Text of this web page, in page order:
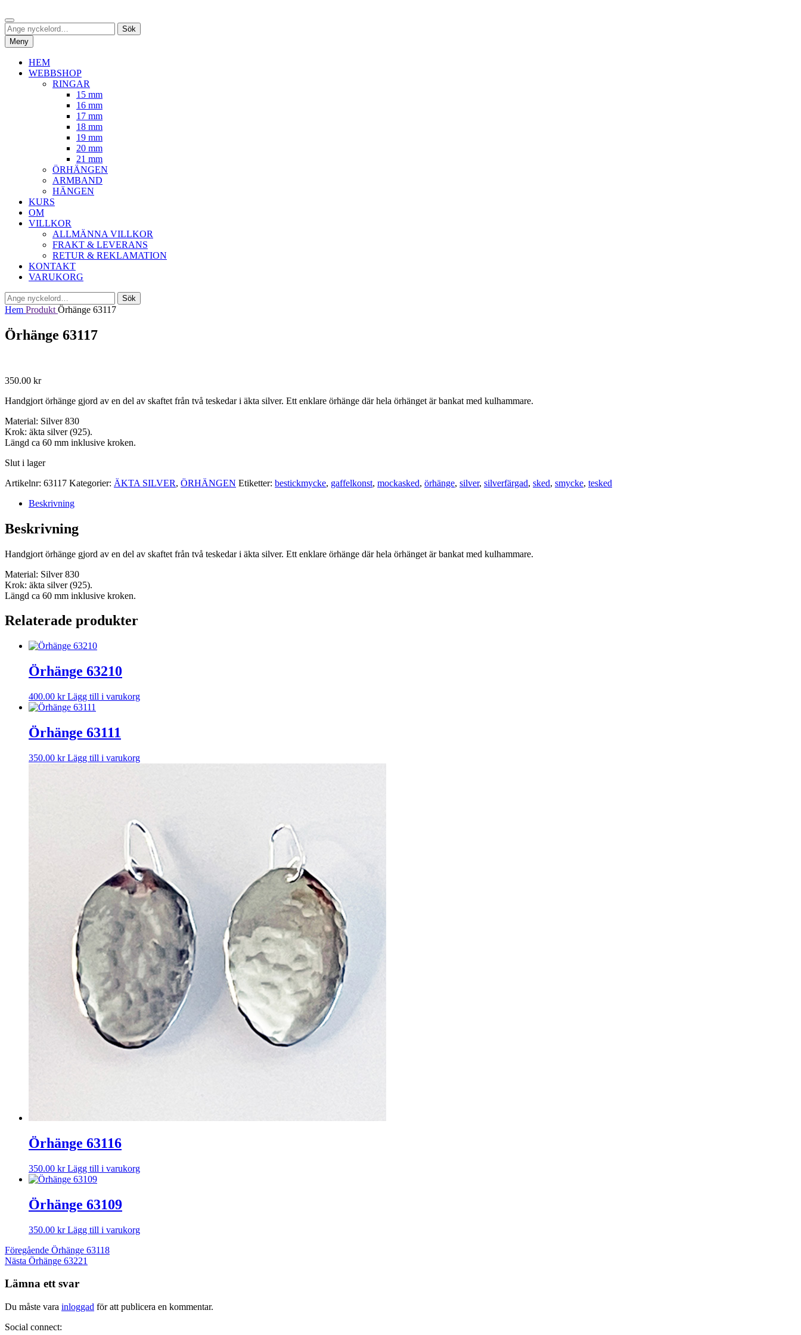
Hoppa
till
innehåll
Sök
Sök
efter:
Sök
Meny
HEM
WEBBSHOP
RINGAR
15 mm
16 mm
17 mm
18 mm
19 mm
20 mm
21 mm
ÖRHÄNGEN
ARMBAND
HÄNGEN
KURS
OM
VILLKOR
ALLMÄNNA VILLKOR
FRAKT & LEVERANS
RETUR & REKLAMATION
KONTAKT
VARUKORG
Sök
efter:
Sök
Hem Produkt Örhänge 63117
Örhänge 63117
350.00 kr
Handgjort örhänge gjord av en del av skaftet från två teskedar i äkta silver. Ett enklare örhänge där hela örhänget är bankat med kulhammare.
Material: Silver 830
Krok: äkta silver (925).
Längd ca 60 mm inklusive kroken.
Slut i lager
Artikelnr: 63117 Kategorier: ÄKTA SILVER, ÖRHÄNGEN Etiketter: bestickmycke, gaffelkonst, mockasked, örhänge, silver, silverfärgad, sked, smycke, tesked
Beskrivning
Beskrivning
Handgjort örhänge gjord av en del av skaftet från två teskedar i äkta silver. Ett enklare örhänge där hela örhänget är bankat med kulhammare.
Material: Silver 830
Krok: äkta silver (925).
Längd ca 60 mm inklusive kroken.
Relaterade produkter
Örhänge 63210
400.00 kr Lägg till i varukorg
Örhänge 63111
350.00 kr Lägg till i varukorg
Örhänge 63116
350.00 kr Lägg till i varukorg
Örhänge 63109
350.00 kr Lägg till i varukorg
Inläggsnavigering
Föregående Föregående
inlägg:
Örhänge 63118
Nästa Nästa
Örhänge 63221
Lämna ett svar
Du måste vara inloggad för att publicera en kommentar.
Social connect: